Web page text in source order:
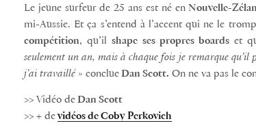
Le jeune surfeur de 25 ans est né enNouvelle-
mi-Aussie. Et ça s’entend à l’accent qui ne le
compétition, qu’ilshape ses propres boardset
seulement un an, mais à chaque fois je remarque qu’il
j’ai travaillé » conclueDan Scott. On ne va pas le
>> Vidéo deDan Scott
>> + devidéos de Coby Perkovich